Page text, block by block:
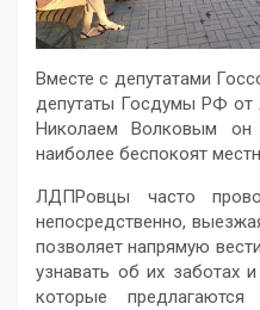
Вместе с депутатами
депутаты Госдумы РФ
Николаем Волковым
он
наиболее беспокоят
ЛДПРовцы часто
непосредственно,
позволяет напрямую
узнавать об их заботах
которые